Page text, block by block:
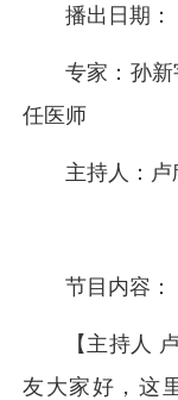
播出日期：
专家：孙
任医师
主持人：卢
节目内容：
【主持人
友大家好，这